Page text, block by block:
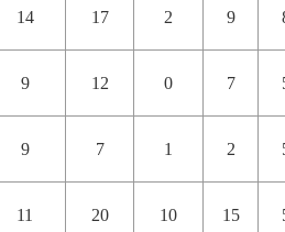
14 17 2 9
9 12 0 7
9 7 1 2
11 20 10 15